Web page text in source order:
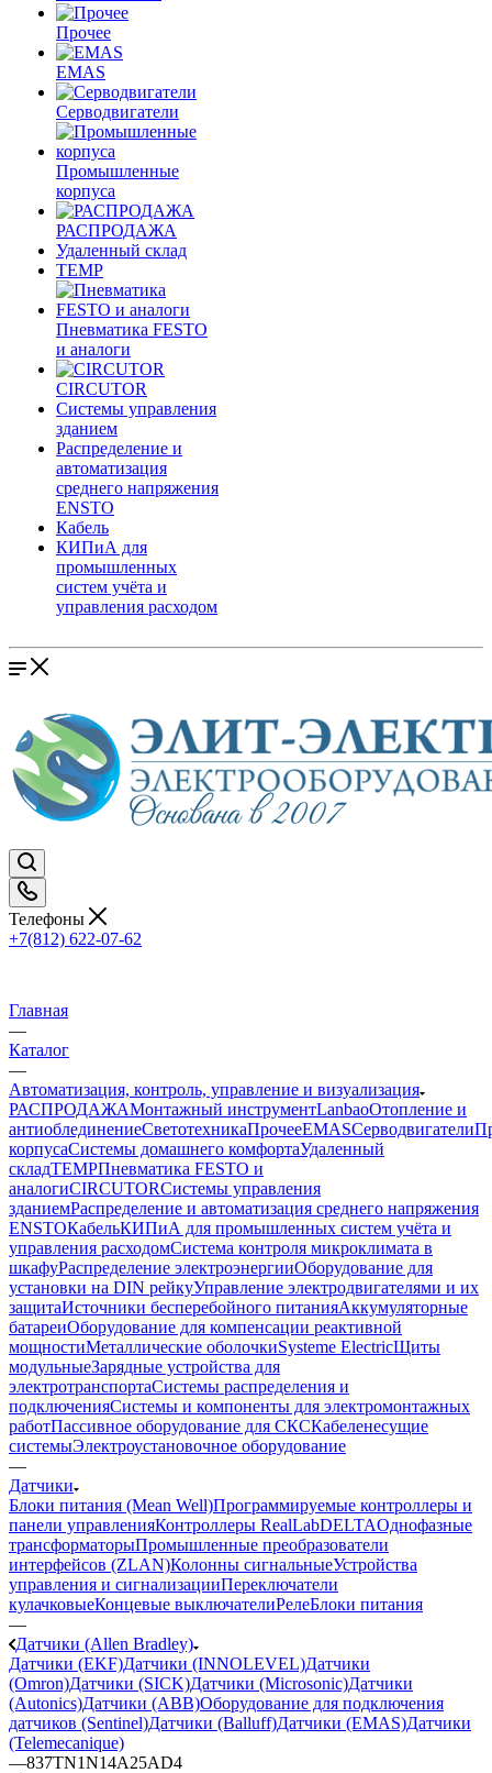
Прочее
EMAS
Cерводвигатели
Промышленные
корпуса
РАСПРОДАЖА
Удаленный склад
TEMP
Пневматика FESTO
и аналоги
CIRCUTOR
Системы управления
зданием
Распределение и
автоматизация
среднего напряжения
ENSTO
Кабель
КИПиА для
промышленных
систем учёта и
управления расходом
Телефоны
+7(812) 622-07-62
Главная
—
Каталог
—
Автоматизация, контроль, управление и визуализация
РАСПРОДАЖАМонтажный инструментLanbaoОтопление и
антиоблединениеСветотехникаПрочееEMASCерводвигатели
корпусаСистемы домашнего комфортаУдаленный
складTEMPПневматика FESTO и
аналогиCIRCUTORСистемы управления
зданиемРаспределение и автоматизация среднего напряжения
ENSTOКабельКИПиА для промышленных систем учёта и
управления расходомСистема контроля микроклимата в
шкафуРаспределение электроэнергииОборудование для
установки на DIN рейкуУправление электродвигателями и их
защитаИсточники бесперебойного питанияАккумуляторные
батареиОборудование для компенсации реактивной
мощностиМеталлические оболочкиSysteme ElectricЩиты
модульныеЗарядные устройства для
электротранспортаСистемы распределения и
подключенияСистемы и компоненты для электромонтажных
работПассивное оборудование для СКСКабеленесущие
системыЭлектроустановочное оборудование
—
Датчики
Блоки питания (Mean Well)Программируемые контроллеры и
панели управленияКонтроллеры RealLabDELTAОднофазные
трансформаторыПромышленные преобразователи
интерфейсов (ZLAN)Колонны сигнальныеУстройства
управления и сигнализацииПереключатели
кулачковыеКонцевые выключателиРелеБлоки питания
—
Датчики (Allen Bradley)
Датчики (EKF)Датчики (INNOLEVEL)Датчики
(Omron)Датчики (SICK)Датчики (Microsonic)Датчики
(Autonics)Датчики (ABB)Оборудование для подключения
датчиков (Sentinel)Датчики (Balluff)Датчики (EMAS)Датчики
(Telemecanique)
—837TN1N14A25AD4